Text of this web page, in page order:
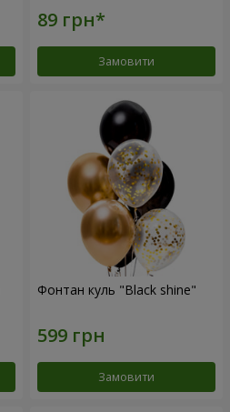
Замовити
Фонтан куль "Black shine"
Замовити